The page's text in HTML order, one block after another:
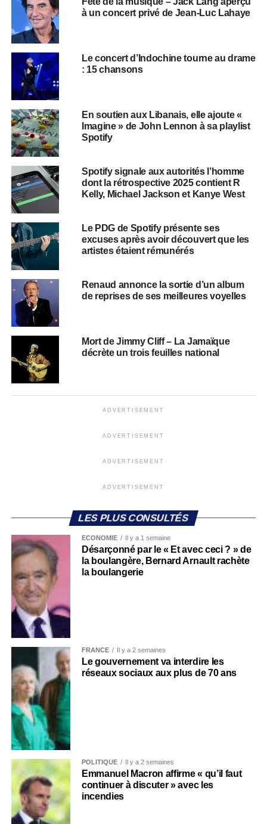
à un concert privé de Jean-Luc Lahaye
Le concert d’Indochine tourne au drame
: 15 chansons
​​En soutien aux Libanais, elle ajoute «
Imagine » de John Lennon à sa playlist
Spotify
Spotify signale aux autorités l’homme
dont la rétrospective 2025 contient R
Kelly, Michael Jackson et Kanye West
Le PDG de Spotify présente ses
excuses après avoir découvert que les
artistes étaient rémunérés
Renaud annonce la sortie d’un album
de reprises de ses meilleures voyelles
Mort de Jimmy Cliff – La Jamaïque
décrète un trois feuilles national
ADVERTISEMENT
ADVERTISEMENT
ADVERTISEMENT
ADVERTISEMENT
LES PLUS CONSULTÉS
ECONOMIE Il y a 1 semaine
Désarçonné par le « Et avec ceci ? » de
la boulangère, Bernard Arnault rachète
la boulangerie
FRANCE Il y a 2 semaines
Le gouvernement va interdire les
réseaux sociaux aux plus de 70 ans
POLITIQUE Il y a 2 semaines
Emmanuel Macron affirme « qu’il faut
continuer à discuter » avec les
incendies